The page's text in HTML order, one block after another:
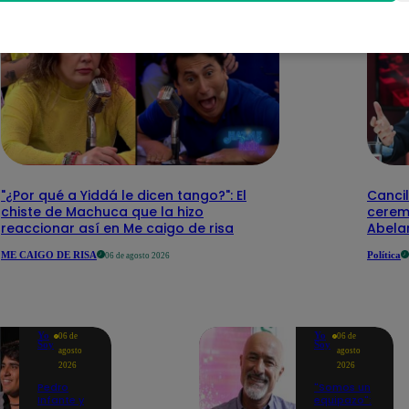
"¿Por qué a Yiddá le dicen tango?": El
chiste de Machuca que la hizo
reaccionar así en Me caigo de risa
ME CAIGO DE RISA 06 de agosto 2026 Política
Yo
Soy
06 de
agosto
2026
Pedro
Infante y
Yo
Soy
06 de
agosto
2026
"Somos un
equipazo":